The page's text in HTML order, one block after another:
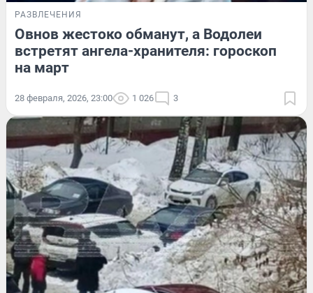
РАЗВЛЕЧЕНИЯ
Овнов жестоко обманут, а Водолеи
встретят ангела-хранителя: гороскоп
на март
28 февраля, 2026, 23:00 1 026 3